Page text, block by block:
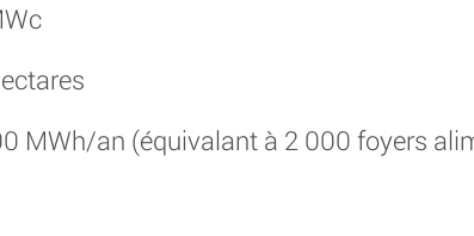
MWh/an (équivalant à 2 000 foyers